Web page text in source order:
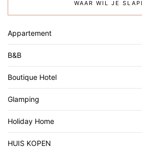
WAAR WIL JE
Appartement
B&B
Boutique Hotel
Glamping
Holiday Home
HUIS KOPEN